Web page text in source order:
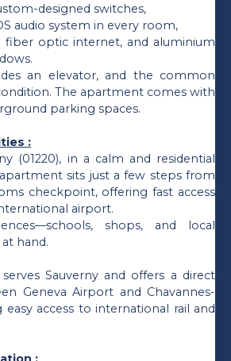
designed switches,
audio system in every room,
fiber optic internet, and aluminium
an elevator, and the common
The apartment comes with
parking spaces.
:
(01220), in a calm and residential
sits just a few steps from
checkpoint, offering fast access
airport.
shops, and local
hand.
Sauverny and offers a direct
Geneva Airport and Chavannes-
easy access to international rail and